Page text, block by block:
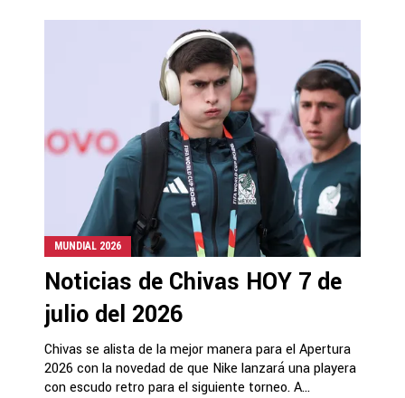
MUNDIAL 2026
Noticias de Chivas HOY 7 de
julio del 2026
Chivas se alista de la mejor manera para el Apertura
2026 con la novedad de que Nike lanzará una playera
con escudo retro para el siguiente torneo. A...